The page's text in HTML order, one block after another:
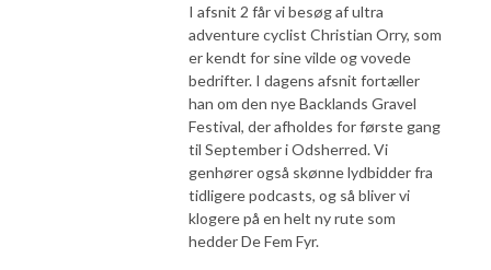
I afsnit 2 får vi besøg af ultra
adventure cyclist Christian Orry, som
er kendt for sine vilde og vovede
bedrifter. I dagens afsnit fortæller
han om den nye Backlands Gravel
Festival, der afholdes for første gang
til September i Odsherred. Vi
genhører også skønne lydbidder fra
tidligere podcasts, og så bliver vi
klogere på en helt ny rute som
hedder De Fem Fyr.